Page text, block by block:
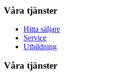
Våra tjänster
Hitta säljare
Service
Utbildning
Våra tjänster